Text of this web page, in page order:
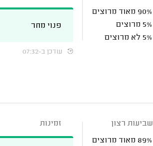
90% מאוד מרוצים
5% מרוצים
5% לא מרוצים
פנוי מחר
עודכן ב-07:32
שביעות רצון
89% מאוד מרוצים
זמינות